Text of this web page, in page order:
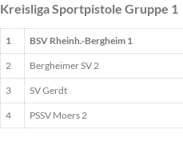
Kreisliga Sportpistole Gruppe 1
1 BSV Rheinh.-Bergheim 1
2 Bergheimer SV 2
3 SV Gerdt
4 PSSV Moers 2